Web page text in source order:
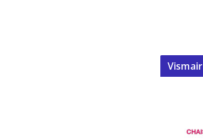
Vismair